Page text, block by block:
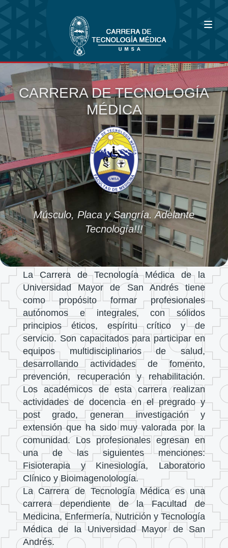
CARRERA DE TECNOLOGÍA
MÉDICA
Músculo, Placa y Sangría. Adelante
Tecnología!!!
La Carrera de Tecnología Médica de la
Universidad Mayor de San Andrés tiene
como propósito formar profesionales
autónomos e integrales, con sólidos
principios éticos, espíritu crítico y de
servicio. Son capacitados para participar en
equipos multidisciplinarios de salud,
desarrollando actividades de fomento,
prevención, recuperación y rehabilitación.
Los académicos de esta carrera realizan
actividades de docencia en el pregrado y
post grado, generan investigación y
extensión que ha sido muy valorada por la
comunidad. Los profesionales egresan en
una de las siguientes menciones:
Fisioterapia y Kinesiología, Laboratorio
Clínico y Bioimagenolología.
La Carrera de Tecnología Médica es una
carrera dependiente de la Facultad de
Medicina, Enfermería, Nutrición y Tecnología
Médica de la Universidad Mayor de San
Andrés.